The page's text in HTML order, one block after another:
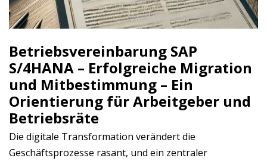
Betriebsvereinbarung SAP
S/4HANA – Erfolgreiche Migration
und Mitbestimmung – Ein
Orientierung für Arbeitgeber und
Betriebsräte
Die digitale Transformation verändert die
Geschäftsprozesse rasant, und ein zentraler